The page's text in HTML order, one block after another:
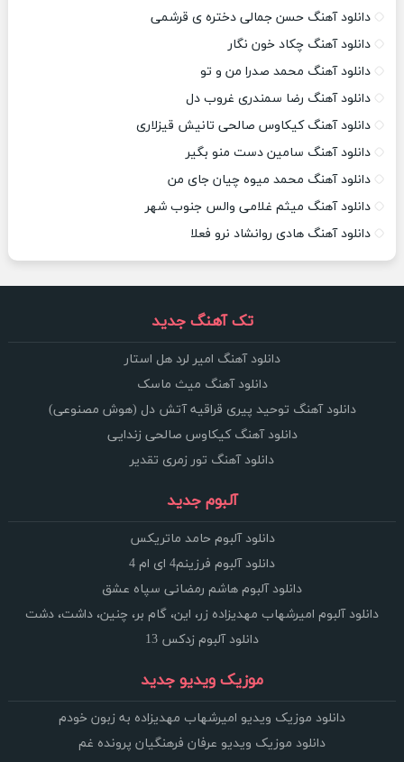
دانلود آهنگ حسن جمالی دختره ی قرشمی
دانلود آهنگ چکاد خون نگار
دانلود آهنگ محمد صدرا من و تو
دانلود آهنگ رضا سمندری غروب دل
دانلود آهنگ کیکاوس صالحی تانیش قیزلاری
دانلود آهنگ سامین دست منو بگیر
دانلود آهنگ محمد میوه چیان جای من
دانلود آهنگ میثم غلامی والس جنوب شهر
دانلود آهنگ هادی روانشاد نرو فعلا
تک آهنگ جدید
دانلود آهنگ امیر لرد هل استار
دانلود آهنگ میث ماسک
دانلود آهنگ توحید پیری قراقیه آتش دل (هوش مصنوعی)
دانلود آهنگ کیکاوس صالحی زندایی
دانلود آهنگ تور زمری تقدیر
آلبوم جدید
دانلود آلبوم حامد ماتریکس
دانلود آلبوم فرزینم4 ای ام 4
دانلود آلبوم هاشم رمضانی سپاه عشق
دانلود آلبوم امیرشهاب مهدیزاده زر، این، گام بر، چنین، داشت، دشت
دانلود آلبوم زدکس 13
موزیک ویدیو جدید
دانلود موزیک ویدیو امیرشهاب مهدیزاده به زبون خودم
دانلود موزیک ویدیو عرفان فرهنگیان پرونده غم